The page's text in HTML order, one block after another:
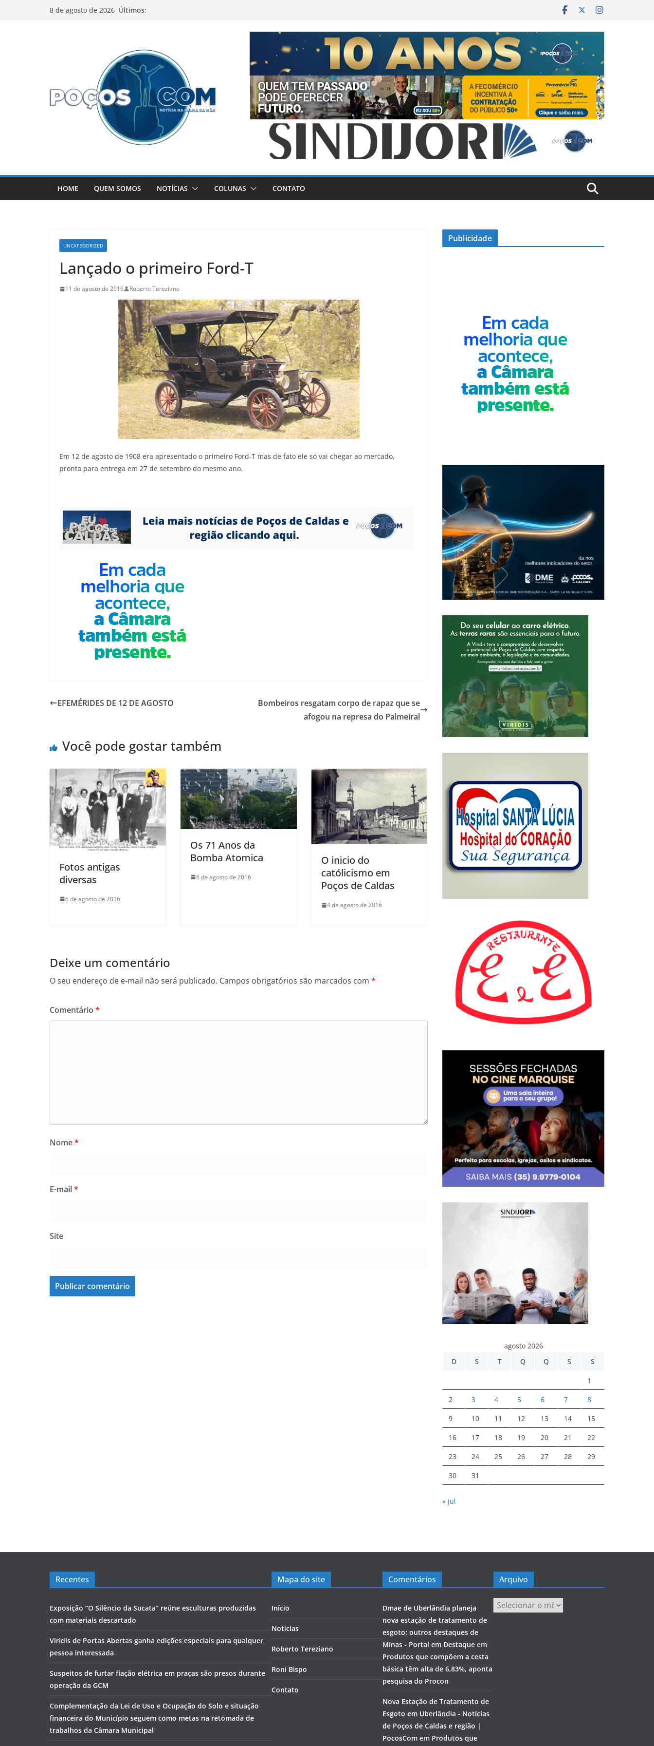
8 de agosto de 2026 Últimos:
HOME QUEM SOMOS NOTÍCIAS COLUNAS CONTATO
UNCATEGORIZED
Lançado o primeiro Ford-T
11 de agosto de 2016 Roberto Tereziano
Em 12 de agosto de 1908 era apresentado o primeiro Ford-T mas de fato ele só vai chegar ao mercado,
pronto para entrega em 27 de setembro do mesmo ano.
EFEMÉRIDES DE 12 DE AGOSTO
Bombeiros resgatam corpo de rapaz que se
afogou na represa do Palmeiral
Você pode gostar também
Fotos antigas
diversas
6 de agosto de 2016
Os 71 Anos da
Bomba Atomica
6 de agosto de 2016
O inicio do
católicismo em
Poços de Caldas
4 de agosto de 2016
Deixe um comentário
O seu endereço de e-mail não será publicado. Campos obrigatórios são marcados com *
Comentário *
Nome*
E-mail*
Site
Publicidade
agosto 2026
D
S T Q Q S S
1
2 3 4 5 6 7 8
9 10 11 12 13 14 15
16 17 18 19 20 21 22
23 24 25 26 27 28 29
30 31
« jul
Recentes
Exposição “O Silêncio da Sucata” reúne esculturas produzidas
com materiais descartado
Viridis de Portas Abertas ganha edições especiais para qualquer
pessoa interessada
Suspeitos de furtar fiação elétrica em praças são presos durante
operação da GCM
Complementação da Lei de Uso e Ocupação do Solo e situação
financeira do Município seguem como metas na retomada de
trabalhos da Câmara Municipal
Mapa do site
Início
Notícias
Roberto Tereziano
Roni Bispo
Contato
Comentários
Dmae de Uberlândia planeja
nova estação de tratamento de
esgoto; outros destaques de
Minas - Portal em Destaque em
Produtos que compõem a cesta
básica têm alta de 6,83%, aponta
pesquisa do Procon
Nova Estação de Tratamento de
Esgoto em Uberlândia - Notícias
de Poços de Caldas e região |
PocosCom em Produtos que
Arquivo
Arquivo